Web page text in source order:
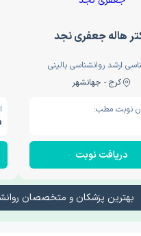
هاله جعفری نجد
ارشد روانشناسی بالینی
کرج - جهانشهر
نوبت مطب:
دریافت نوبت
بهترین پزشکان و متخصصان